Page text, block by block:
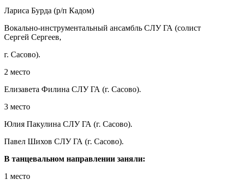
Лариса Бурда (р/п Кадом)
Вокально-инструментальный ансамбль СЛУ ГА (солист
Сергей Сергеев,
г. Сасово).
2 место
Елизавета Филина СЛУ ГА (г. Сасово).
3 место
Юлия Пакулина СЛУ ГА (г. Сасово).
Павел Шихов СЛУ ГА (г. Сасово).
В танцевальном направлении заняли:
1 место